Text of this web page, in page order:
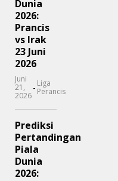
Dunia
2026:
Prancis
vs Irak
23 Juni
2026
Juni
21,
2026
- Liga
Perancis
Prediksi
Pertandingan
Piala
Dunia
2026: